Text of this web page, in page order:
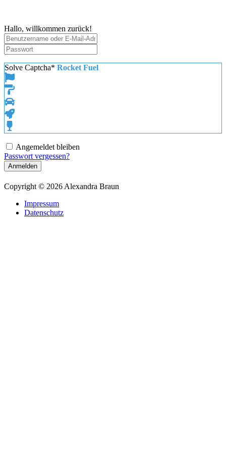
springen
Hallo, willkommen zurück!
Solve Captcha* Rocket Fuel
Angemeldet bleiben
Passwort vergessen?
Anmelden
Copyright © 2026 Alexandra Braun
Impressum
Datenschutz